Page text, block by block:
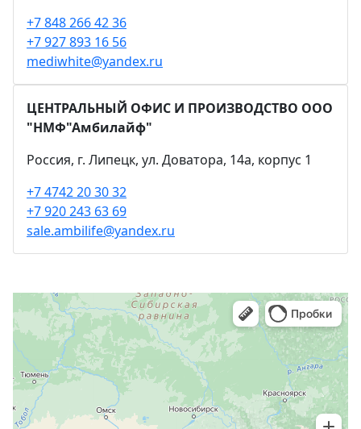
+7 848 266 42 36
+7 927 893 16 56
mediwhite@yandex.ru
ЦЕНТРАЛЬНЫЙ ОФИС И ПРОИЗВОДСТВО ООО
"НМФ"Амбилайф"
Россия, г. Липецк, ул. Доватора, 14а, корпус 1
+7 4742 20 30 32
+7 920 243 63 69
sale.ambilife@yandex.ru
Яндекс Карты
Яндекс Карты — транспорт, навигация, поиск мест